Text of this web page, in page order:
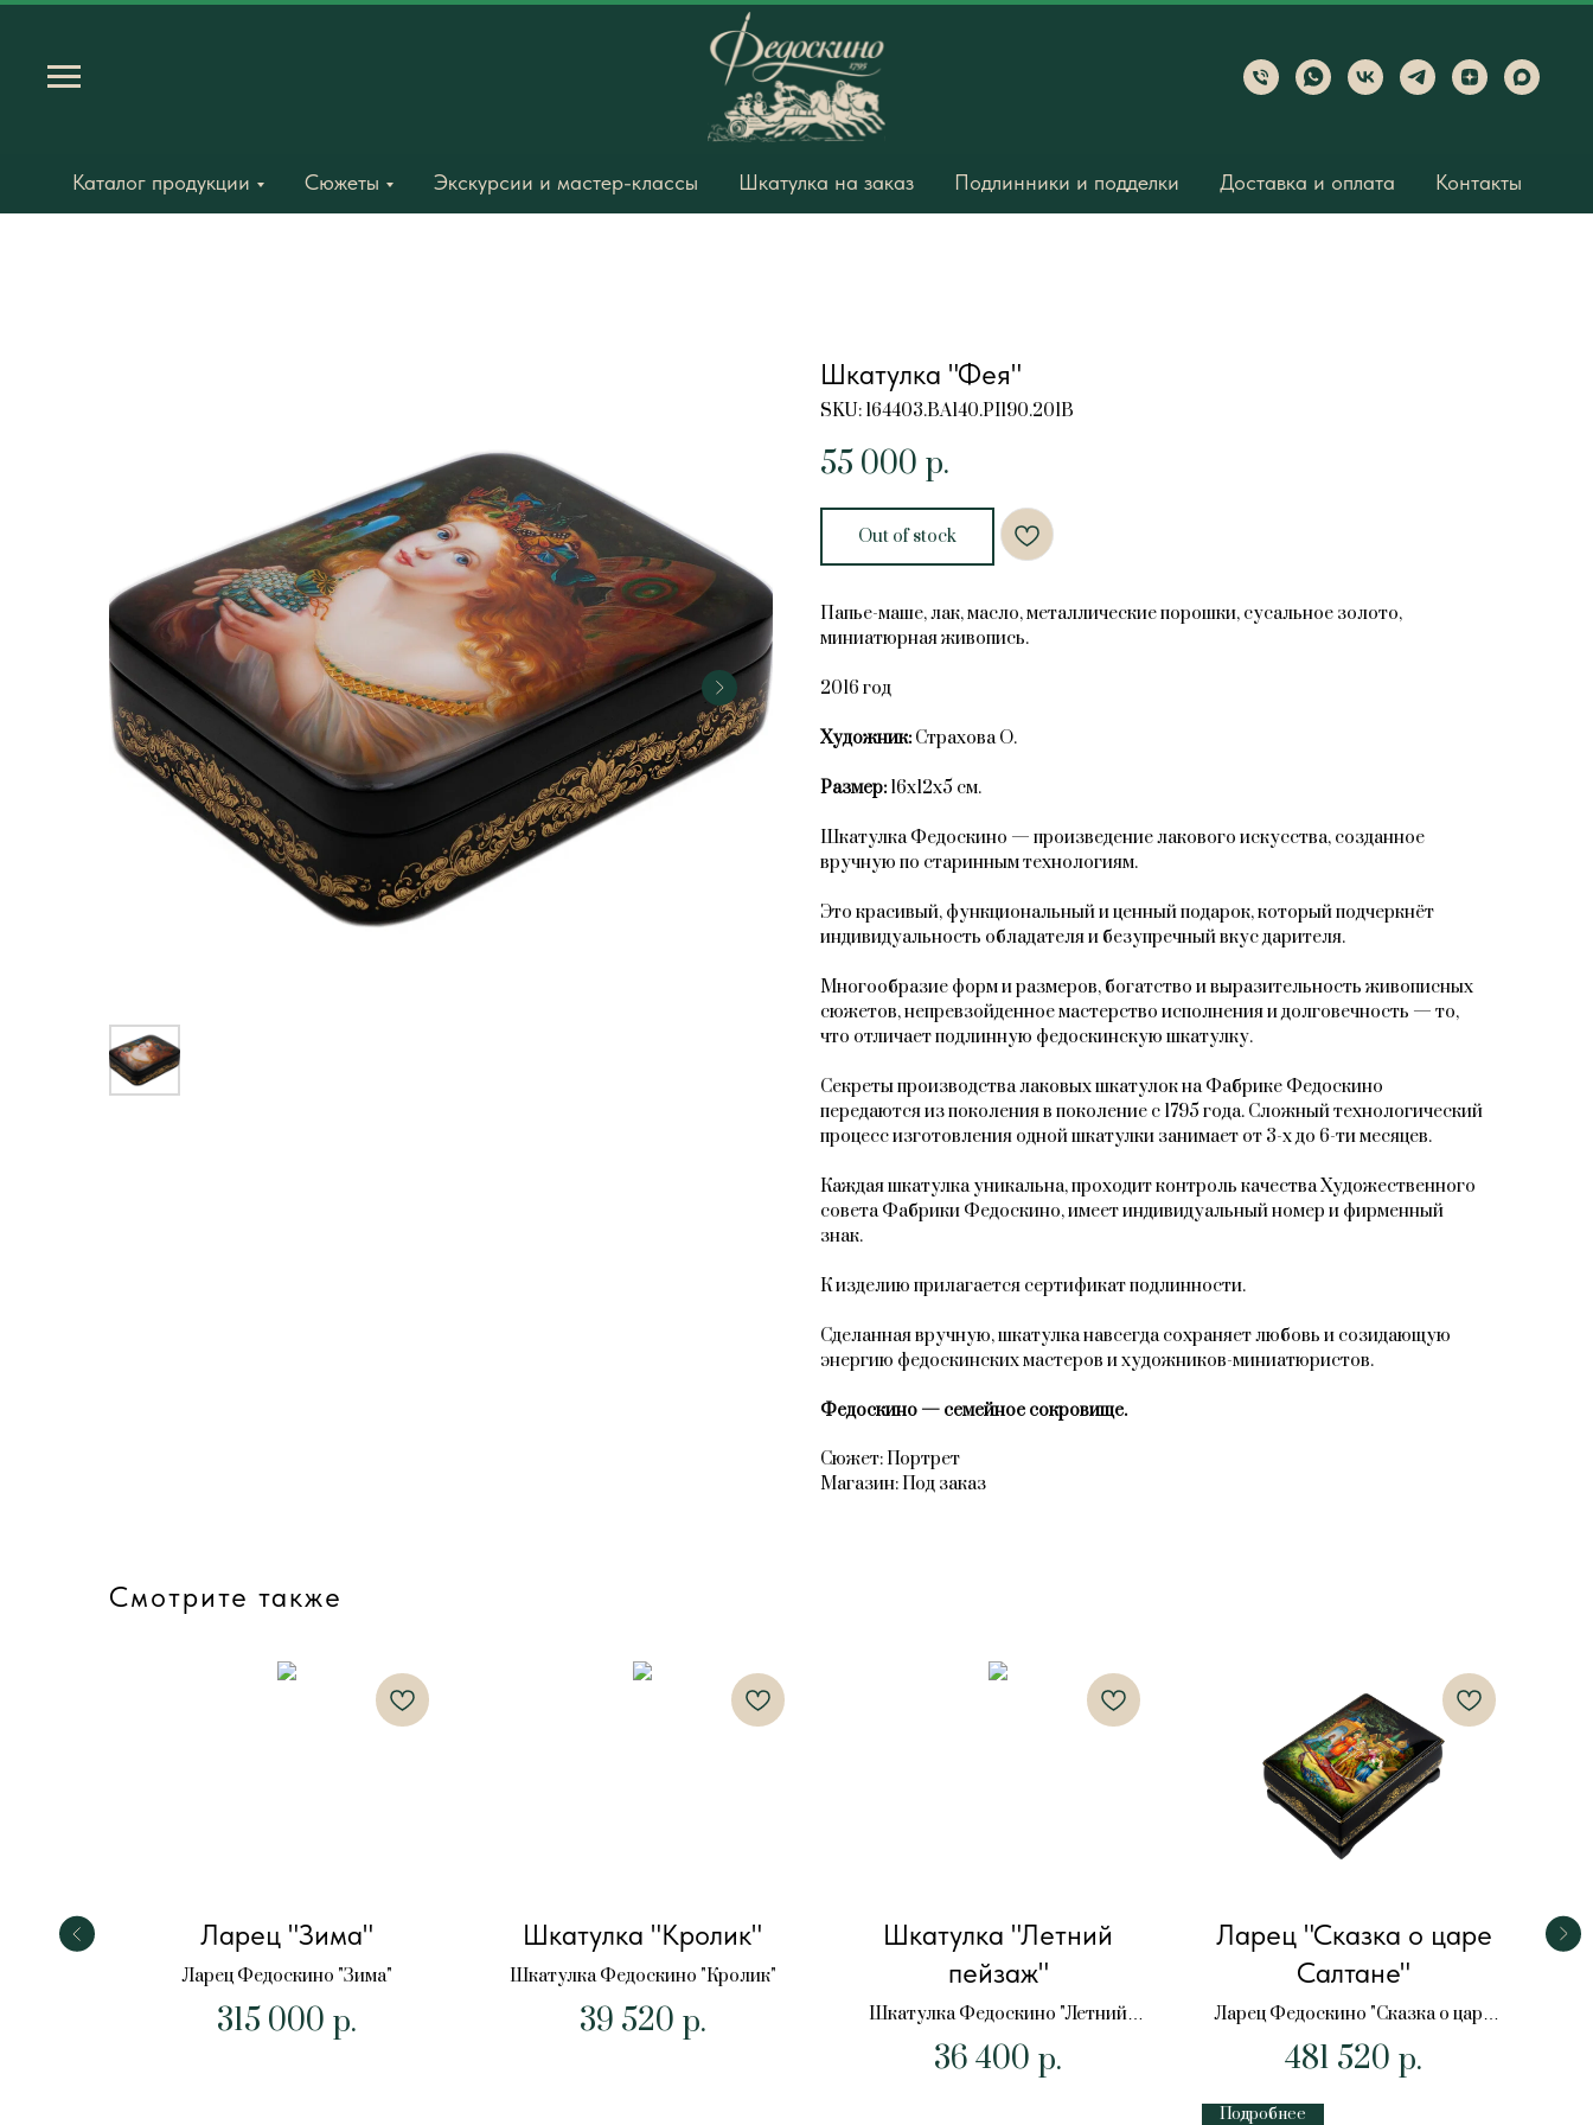
Каталог продукции Сюжеты Экскурсии и мастер-классы Шкатулка на заказ Подлинники и подделки Доставка и оплата Контакты
Шкатулка "Фея"
SKU: 164403.BA140.PI190.201B
55 000 р.
Out of stock
Папье-маше, лак, масло, металлические порошки, сусальное золото,
миниатюрная живопись.
2016 год
Художник: Страхова О.
Размер: 16х12х5 см.
Шкатулка Федоскино — произведение лакового искусства, созданное
вручную по старинным технологиям.
Это красивый, функциональный и ценный подарок, который подчеркнёт
индивидуальность обладателя и безупречный вкус дарителя.
Многообразие форм и размеров, богатство и выразительность живописных
сюжетов, непревзойденное мастерство исполнения и долговечность — то,
что отличает подлинную федоскинскую шкатулку.
Секреты производства лаковых шкатулок на Фабрике Федоскино
передаются из поколения в поколение с 1795 года. Сложный технологический
процесс изготовления одной шкатулки занимает от 3-х до 6-ти месяцев.
Каждая шкатулка уникальна, проходит контроль качества Художественного
совета Фабрики Федоскино, имеет индивидуальный номер и фирменный
знак.
К изделию прилагается сертификат подлинности.
Сделанная вручную, шкатулка навсегда сохраняет любовь и созидающую
энергию федоскинских мастеров и художников-миниатюристов.
Федоскино — семейное сокровище.
Сюжет: Портрет
Магазин: Под заказ
Смотрите также
Ларец "Зима"
Ларец Федоскино "Зима"
315 000 р.
Шкатулка "Кролик"
Шкатулка Федоскино "Кролик"
39 520 р.
Шкатулка "Летний
пейзаж"
Шкатулка Федоскино "Летний
пейзаж"
36 400 р.
Ларец "Сказка о царе
Салтане"
Ларец Федоскино "Сказка о царе
Салтане"
481 520 р.
Подробнее